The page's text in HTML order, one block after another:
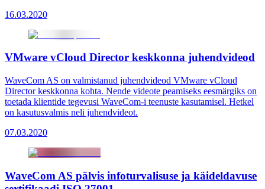
16.03.2020
VMware vCloud Director keskkonna juhendvideod
WaveCom AS on valmistanud juhendvideod VMware vCloud
Director keskkonna kohta. Nende videote peamiseks eesmärgiks on
toetada klientide tegevusi WaveCom-i teenuste kasutamisel. Hetkel
on kasutusvalmis neli juhendvideot.
07.03.2020
WaveCom AS pälvis infoturvalisuse ja käideldavuse